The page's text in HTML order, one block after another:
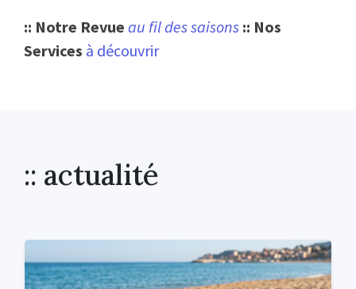
:: Notre Revue au fil des saisons :: Nos
Services à découvrir
:: actualité